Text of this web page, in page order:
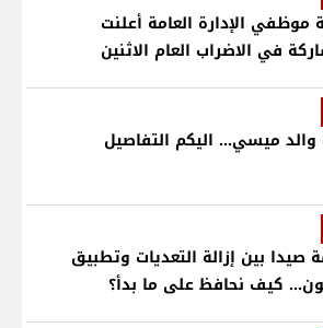
موظفي الإدارة العامة أعلنت
في الاضراب العام الاثنين
والد ميسي... اليكم التفاصيل
صيدا بين إزالة التعديات وتطبيق
كيف نحافظ على ما بدأ؟